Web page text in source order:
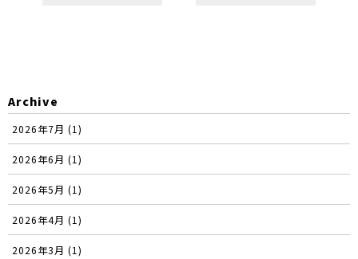
Archive
2026年7月 (1)
2026年6月 (1)
2026年5月 (1)
2026年4月 (1)
2026年3月 (1)